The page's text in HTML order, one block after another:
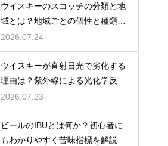
ウイスキーのスコッチの分類と地
域とは？地域ごとの個性と種類を
解説
2026.07.24
ウイスキーが直射日光で劣化する
理由は？紫外線による光化学反応
で風味が損なわれるため
2026.07.23
ビールのIBUとは何か？初心者に
もわかりやすく苦味指標を解説